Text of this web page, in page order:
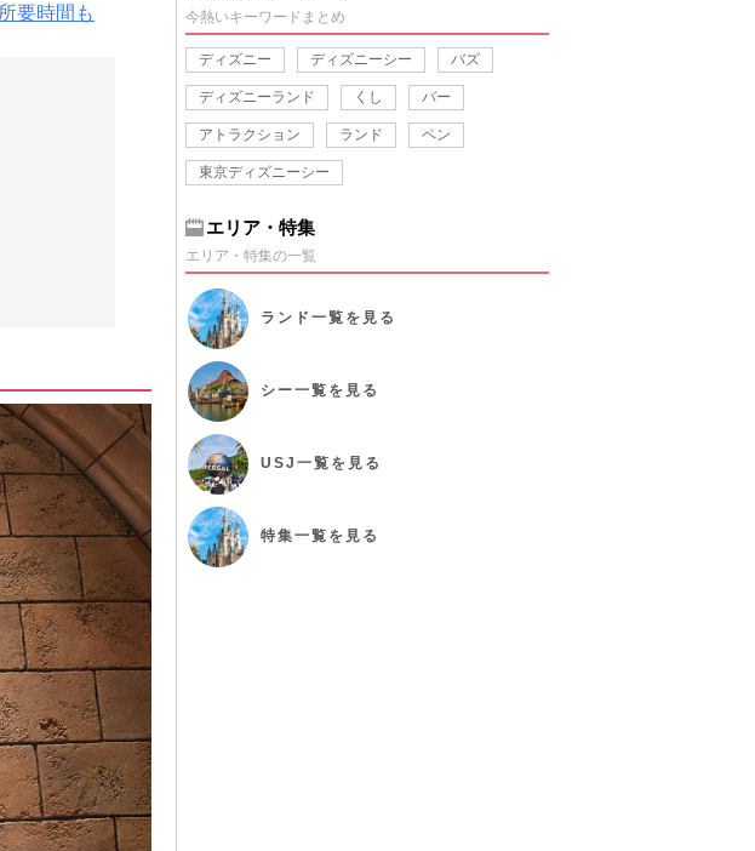
要時間も 今熱いキーワードまとめ
ディズニー ディズニーシー バズ
ディズニーランド くし バー
アトラクション ランド ペン
東京ディズニーシー
エリア・特集
エリア・特集の一覧
ランド 一覧を見る
シー一覧を見る
USJ 一覧を見る
特集一覧を見る